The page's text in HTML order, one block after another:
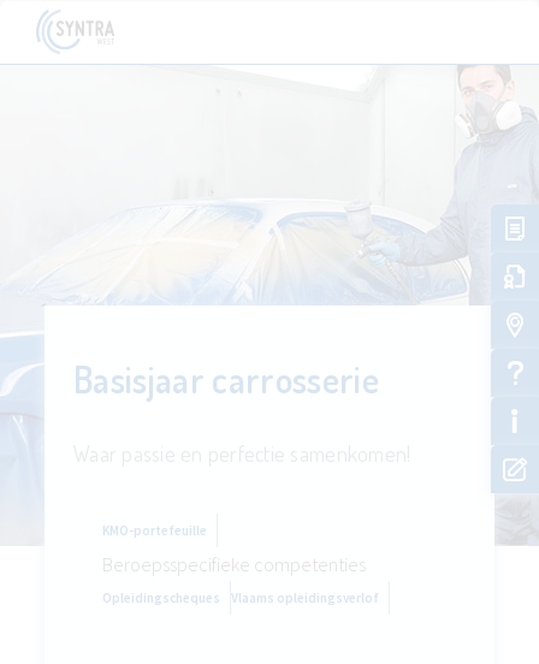
Basisjaar carrosserie
KMO-portefeuille
Beroepsspecifieke competenties
Opleidingscheques Vlaams opleidingsverlof